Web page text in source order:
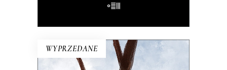
E-BOOK DO KOSZYKA
WYPRZEDANE